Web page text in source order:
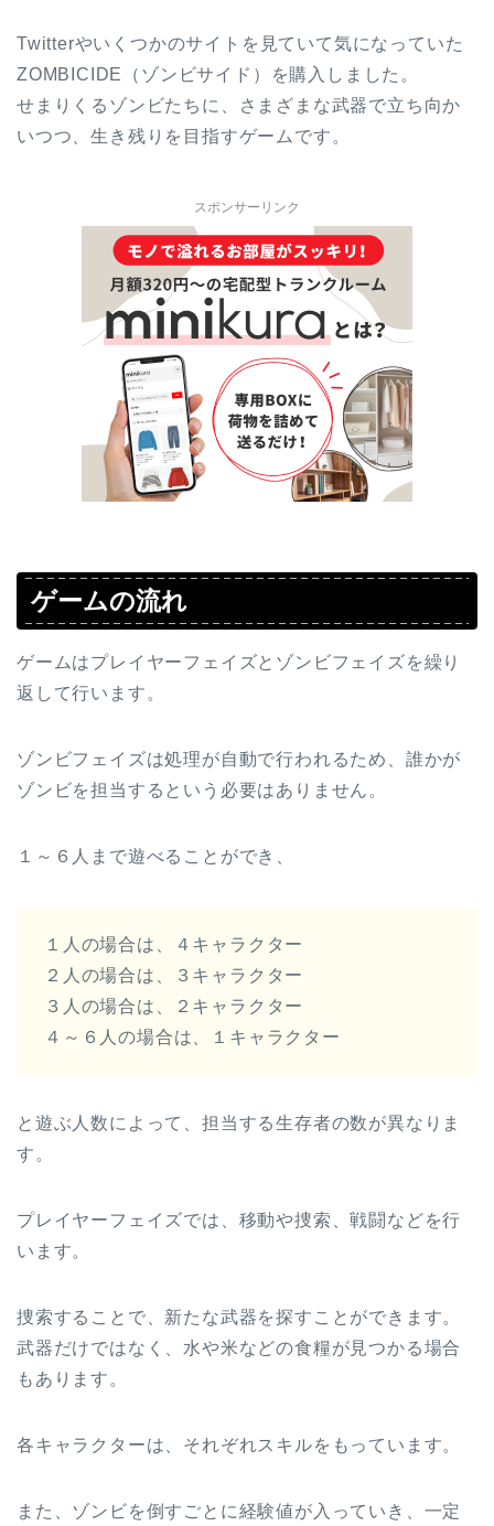
Twitterやいくつかのサイトを見ていて気になっていた
ZOMBICIDE（ゾンビサイド）を購入しました。
せまりくるゾンビたちに、さまざまな武器で立ち向か
いつつ、生き残りを目指すゲームです。
スポンサーリンク
ゲームの流れ
ゲームはプレイヤーフェイズとゾンビフェイズを繰り
返して行います。
ゾンビフェイズは処理が自動で行われるため、誰かが
ゾンビを担当するという必要はありません。
１～６人まで遊べることができ、
１人の場合は、４キャラクター
２人の場合は、３キャラクター
３人の場合は、２キャラクター
４～６人の場合は、１キャラクター
と遊ぶ人数によって、担当する生存者の数が異なりま
す。
プレイヤーフェイズでは、移動や捜索、戦闘などを行
います。
捜索することで、新たな武器を探すことができます。
武器だけではなく、水や米などの食糧が見つかる場合
もあります。
各キャラクターは、それぞれスキルをもっています。
また、ゾンビを倒すごとに経験値が入っていき、一定